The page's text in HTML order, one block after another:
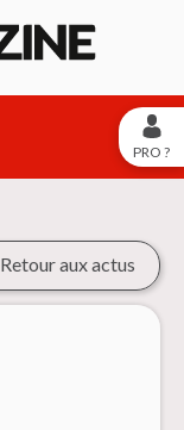
PRO ?
Retour aux actus